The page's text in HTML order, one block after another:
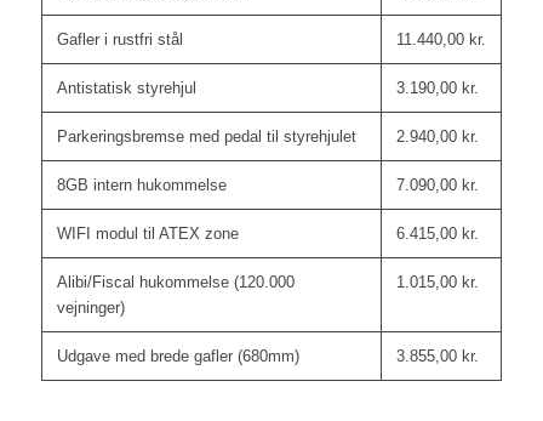
Gafler i rustfri stål 11.440,00 kr.
Antistatisk styrehjul 3.190,00 kr.
Parkeringsbremse med pedal til styrehjulet 2.940,00 kr.
8GB intern hukommelse 7.090,00 kr.
WIFI modul til ATEX zone 6.415,00 kr.
Alibi/Fiscal hukommelse (120.000
vejninger)
1.015,00 kr.
Udgave med brede gafler (680mm) 3.855,00 kr.